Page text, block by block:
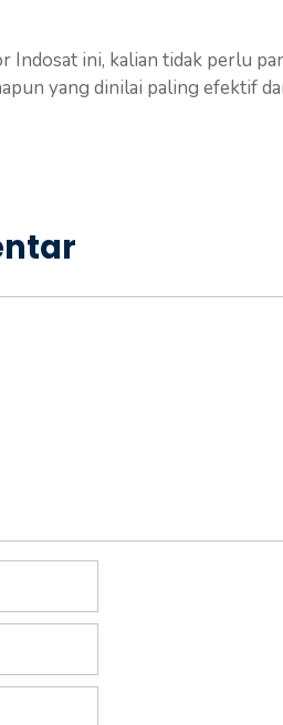
Indosat ini, kalian tidak perlu
yang dinilai paling efektif